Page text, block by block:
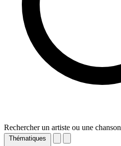
Rechercher un artiste ou une chanson
Thématiques